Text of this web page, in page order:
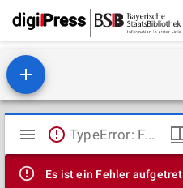
Mirador
Viewer
TypeError: Failed to fetch
Es ist ein Fehler